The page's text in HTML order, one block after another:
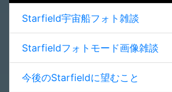
Starfield宇宙船フォト雑談
Starfieldフォトモード画像雑談
今後のStarfieldに望むこと